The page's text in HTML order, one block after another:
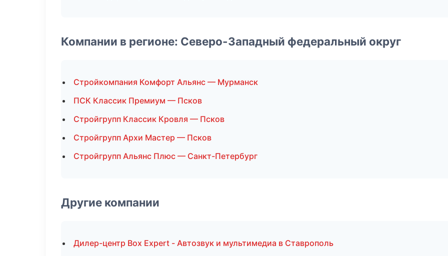
Компании в регионе: Северо-Западный федеральный округ
Стройкомпания Комфорт Альянс — Мурманск
ПСК Классик Премиум — Псков
Стройгрупп Классик Кровля — Псков
Стройгрупп Архи Мастер — Псков
Стройгрупп Альянс Плюс — Санкт-Петербург
Другие компании
Дилер-центр Box Expert - Автозвук и мультимедиа в Ставрополь